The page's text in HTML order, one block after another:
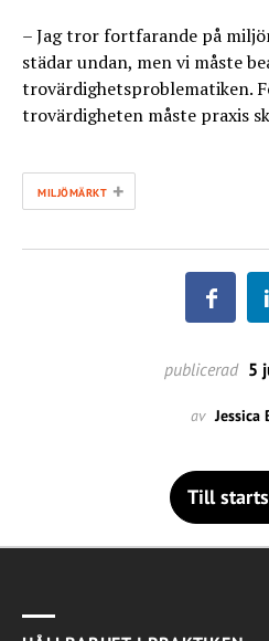
– Jag tror fortfarande på
städar undan, men vi måste
trovärdighetsproblematiken.
trovärdigheten måste praxis
MILJÖMÄRKT +
publicerad 5
av Jessica
Till